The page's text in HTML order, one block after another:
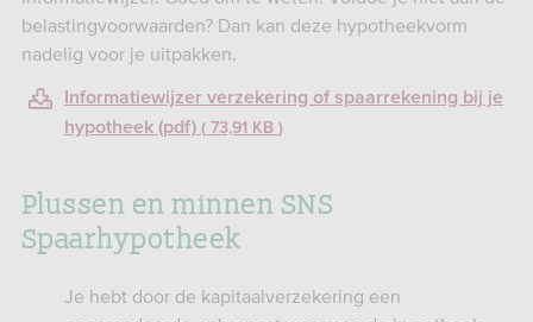
belastingvoorwaarden? Dan kan deze hypotheekvorm
nadelig voor je uitpakken.
Informatiewijzer verzekering of spaarrekening bij je
hypotheek (pdf)
73,91 KB
Plussen en minnen SNS
Spaarhypotheek
Je hebt door de kapitaalverzekering een